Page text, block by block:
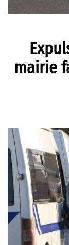
mairie